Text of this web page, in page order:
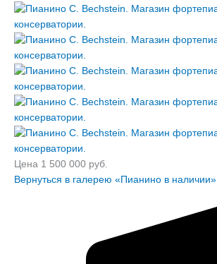
Цена 1 500 000 руб.
Вернуться в галерею «Пианино в наличии»